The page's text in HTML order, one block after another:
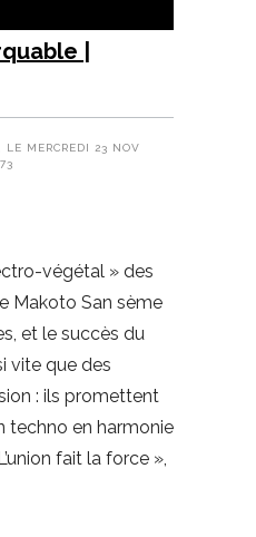
|
, LE MERCREDI 23 NOV
végétal » des
Makoto San sème
et le succès du
vite que des
: ils promettent
techno en harmonie
fait la force »,